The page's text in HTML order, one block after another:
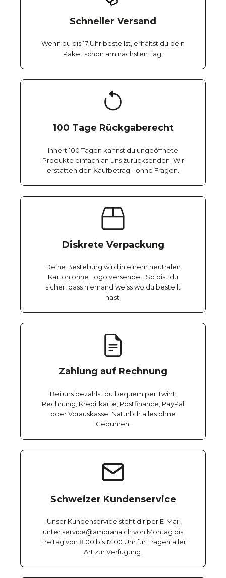
Schneller Versand
Wenn du bis 17 Uhr bestellst, erhältst du dein
Paket schon am nächsten Tag.
100 Tage Rückgaberecht
Innert 100 Tagen kannst du ungeöffnete
Produkte einfach an uns zurücksenden. Wir
erstatten den Kaufbetrag - ohne Fragen.
Diskrete Verpackung
Deine Bestellung wird in einem neutralen
Karton ohne Logo versendet. So bist du
sicher, dass niemand weiss wo du bestellt
hast.
Zahlung auf Rechnung
Bei uns bezahlst du bequem per Twint,
Rechnung, Kreditkarte, Postfinance, PayPal
oder Vorauskasse. Natürlich alles ohne
Gebühren.
Schweizer Kundenservice
Unser Kundenservice steht dir per E-Mail
unter service@amorana.ch von Montag bis
Freitag von 8:00 bis 17:00 Uhr für Fragen aller
Art zur Verfügung.